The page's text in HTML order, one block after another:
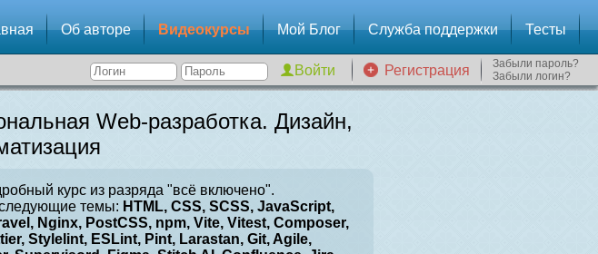
Об авторе Видеокурсы Мой Блог Служба поддержки Тесты
Регистрация
Забыли пароль?
Забыли логин?
Web-разработка. Дизайн,
курс из разряда "всё включено".
темы: HTML, CSS, SCSS, JavaScript,
Nginx, PostCSS, npm, Vite, Vitest, Composer,
Stylelint, ESLint, Pint, Larastan, Git, Agile,